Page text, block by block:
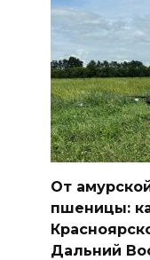
От
пшеницы:
Дальний